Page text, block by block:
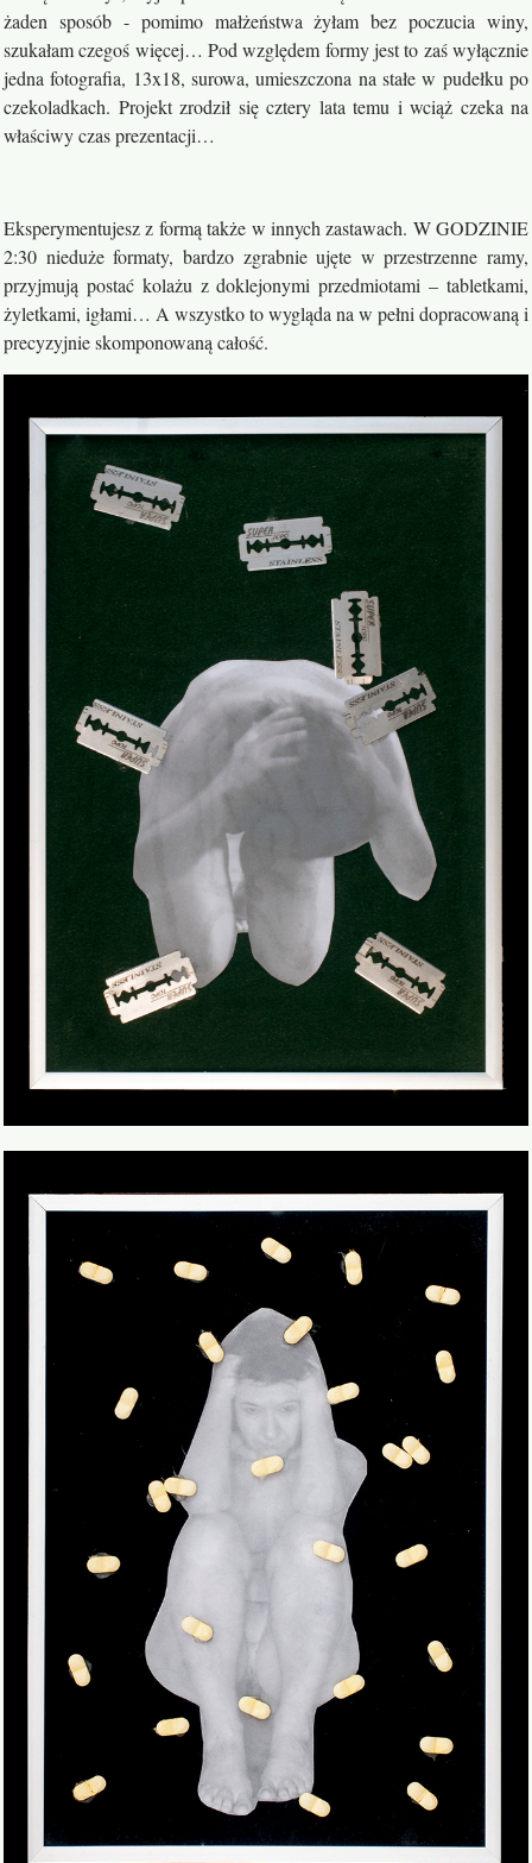
żaden sposób - pomimo małżeństwa żyłam bez poczucia winy,
szukałam czegoś więcej… Pod względem formy jest to zaś wyłącznie
jedna fotografia, 13x18, surowa, umieszczona na stałe w pudełku po
czekoladkach. Projekt zrodził się cztery lata temu i wciąż czeka na
właściwy czas prezentacji…
Eksperymentujesz z formą także w innych zastawach. W GODZINIE
2:30 nieduże formaty, bardzo zgrabnie ujęte w przestrzenne ramy,
przyjmują postać kolażu z doklejonymi przedmiotami – tabletkami,
żyletkami, igłami… A wszystko to wygląda na w pełni dopracowaną i
precyzyjnie skomponowaną całość.
Zgoda na pliki cookie
Cookies to małe pliki danych, które są przechowywane
na Twoim urządzeniu podczas przeglądania stron
internetowych. Używamy ich do poprawy działania
serwisu, personalizacji treści, oraz analizy ruchu na
stronie.
Dostosuj Zezwól na wszystkie